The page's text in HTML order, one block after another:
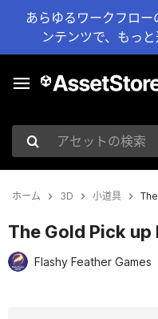
あらゆるワークフロ
ンテンツで、もっ
アセットの検索
ホーム 3D 小道具
The Gold Pick up
Flashy Feather Games